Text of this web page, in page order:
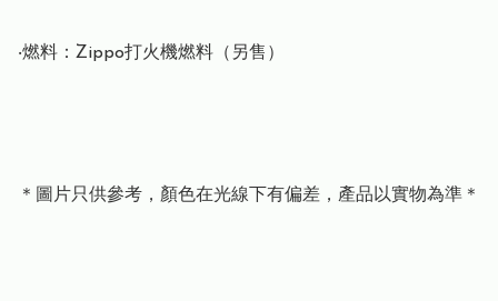
‧燃料：Zippo打火機燃料（另售）
＊圖片只供參考，顏色在光線下有偏差，產品以實物為準＊